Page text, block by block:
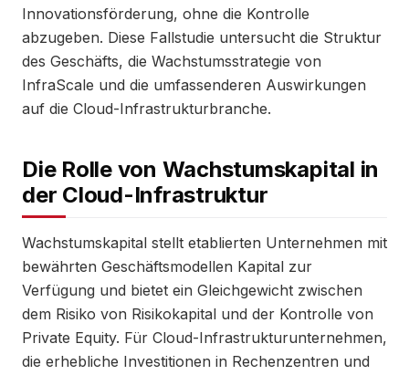
Innovationsförderung, ohne die Kontrolle
abzugeben. Diese Fallstudie untersucht die Struktur
des Geschäfts, die Wachstumsstrategie von
InfraScale und die umfassenderen Auswirkungen
auf die Cloud-Infrastrukturbranche.
Die Rolle von Wachstumskapital in
der Cloud-Infrastruktur
Wachstumskapital stellt etablierten Unternehmen mit
bewährten Geschäftsmodellen Kapital zur
Verfügung und bietet ein Gleichgewicht zwischen
dem Risiko von Risikokapital und der Kontrolle von
Private Equity. Für Cloud-Infrastrukturunternehmen,
die erhebliche Investitionen in Rechenzentren und